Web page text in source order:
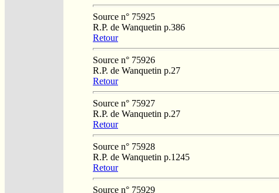
Source n° 75925
R.P. de Wanquetin p.386
Retour
Source n° 75926
R.P. de Wanquetin p.27
Retour
Source n° 75927
R.P. de Wanquetin p.27
Retour
Source n° 75928
R.P. de Wanquetin p.1245
Retour
Source n° 75929